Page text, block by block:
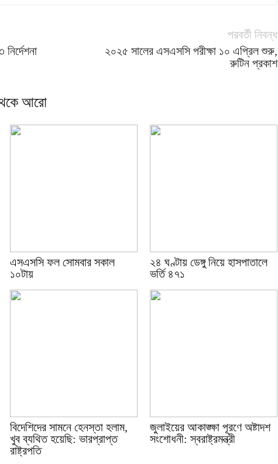
পরবর্তী নিবন্ধ
২০২৫ সালের এসএসসি পরীক্ষা ১০ এপ্রিল শুরু,
রুটিন প্রকাশ
আরো
এসএসসি ফল সোমবার সকাল
১০টায়
২৪ ঘণ্টায় ডেঙ্গু নিয়ে হাসপাতালে
ভর্তি ৪৭১
বিদেশিদের সামনে হেনস্তা হলাম,
খুব ব্যথিত হয়েছি: ভারপ্রাপ্ত
রাষ্ট্রপতি
জুলাইয়ের আকাঙ্ক্ষা পূরণে অষ্টাদশ
সংশোধনী: স্বরাষ্ট্রমন্ত্রী